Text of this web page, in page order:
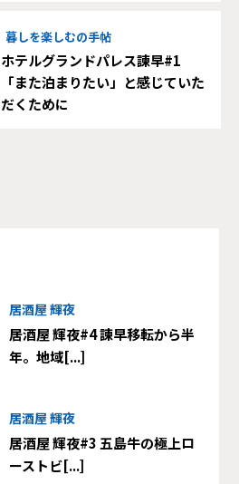
暮しを楽しむの手帖
ホテルグランドパレス諫早#1
「また泊まりたい」と感じていた
だくために
居酒屋 輝夜
居酒屋 輝夜#4 諫早移転から半
年。地域[...]
居酒屋 輝夜
居酒屋 輝夜#3 五島牛の極上ロ
ーストビ[...]